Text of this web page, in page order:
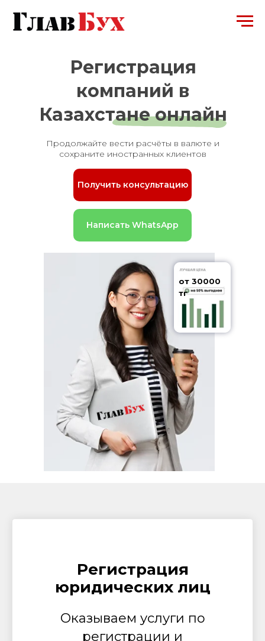
Регистрация
компаний в
Казахстане онлайн
Продолжайте вести расчёты в валюте и
сохраните иностранных клиентов
Получить консультацию
Написать WhatsApp
от 30000
тг
Регистрация
юридических лиц
Оказываем услуги по
регистрации и